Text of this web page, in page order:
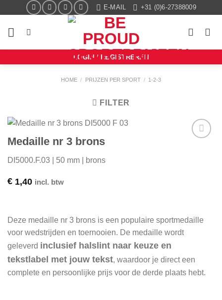
inhoud
E-MAIL +31 (0)6-27388009
LOGIN / REGISTREREN
HOME / PRIJZEN PER SPORT / 1-2-3
FILTER
Medaille nr 3 brons
DI5000.F.03 | 50 mm | brons
€ 1,40 incl. btw
Deze medaille nr 3 brons is een populaire sportmedaille
voor wedstrijden en toernooien. De medaille wordt
geleverd inclusief halslint naar keuze en
tekstlabel met jouw tekst, waardoor je direct een
complete en persoonlijke prijs voor de derde plaats hebt.